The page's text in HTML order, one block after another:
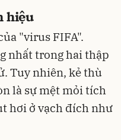
hiệu
"virus FIFA".
nhất trong hai thập
Tuy nhiên, kẻ thù
là sự mệt mỏi tích
hơi ở vạch đích như